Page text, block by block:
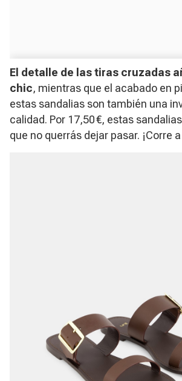
El detalle de las tiras cruzadas
chic, mientras que el acabado en
estas sandalias son también una
calidad. Por 17,50 €, estas
que no querrás dejar pasar. ¡Corre